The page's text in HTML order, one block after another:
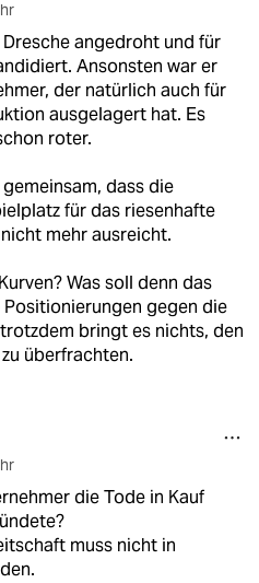
angedroht und für
Ansonsten war er
der natürlich auch für
ausgelagert hat. Es
roter.
dass die
für das riesenhafte
mehr ausreicht.
Was soll denn das
Positionierungen gegen die
bringt es nichts, den
überfrachten.
die Tode in Kauf
muss nicht in